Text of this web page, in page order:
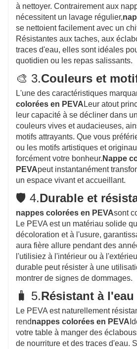
à nettoyer. Contrairement aux
nécessitent un lavage régulier,
se nettoient facilement avec un
Résistantes aux taches, aux
traces d'eau, elles sont idéales
quotidien ou les repas salissants.
🎨 3.Couleurs et
L'une des caractéristiques
colorées en PEVA Leur atout
leur capacité à se décliner dans
couleurs vives et audacieuses,
motifs attrayants. Que vous
ou les motifs artistiques et
forcément votre bonheur. Nappe
PEVApeut instantanément
un espace vivant et accueillant.
🛡️ 4.Durable et
nappes colorées en PEVAsont
Le PEVA est un matériau solide
décoloration et à l'usure,
aura fière allure pendant des
l'utilisiez à l'intérieur ou à
durable peut résister à une
montrer de signes de dommages.
🧳 5.Résistant à l'eau
Le PEVA est naturellement
rendnappes colorées en PEVA
votre table à manger des
de nourriture et des traces d'eau.